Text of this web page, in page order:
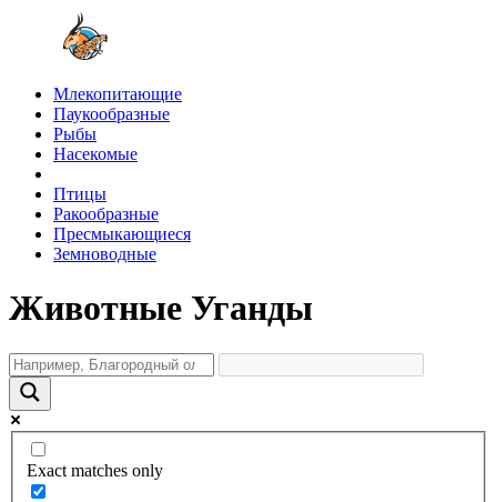
Млекопитающие
Паукообразные
Рыбы
Насекомые
Птицы
Ракообразные
Пресмыкающиеся
Земноводные
Животные Уганды
Exact matches only